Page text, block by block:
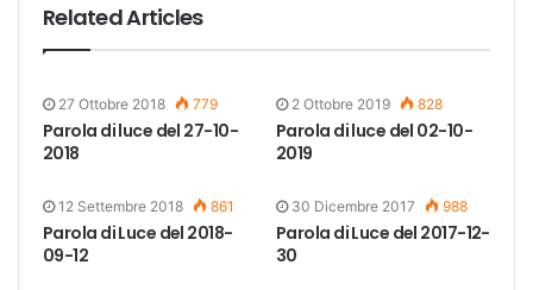
Related Articles
27 Ottobre 2018 779
Parola di luce del 27-10-
2018
2 Ottobre 2019 828
Parola di luce del 02-10-
2019
12 Settembre 2018 861
Parola di Luce del 2018-
09-12
30 Dicembre 2017 988
Parola di Luce del 2017-12-
30